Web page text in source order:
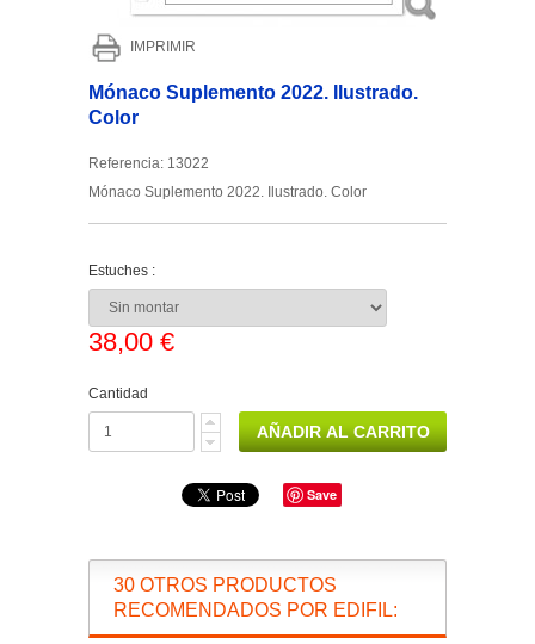
IMPRIMIR
Mónaco Suplemento 2022. Ilustrado.
Color
Referencia: 13022
Mónaco Suplemento 2022. Ilustrado. Color
Estuches :
38,00 €
Cantidad
Save
30 OTROS PRODUCTOS
RECOMENDADOS POR EDIFIL: